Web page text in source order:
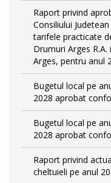
Raport privind
Consiliului
tarifele practicate
Drumuri Arges
Arges, pentru anul
Bugetul local pe
2028 aprobat
Bugetul local pe
2028 aprobat
Raport privind
cheltuieli pe anul